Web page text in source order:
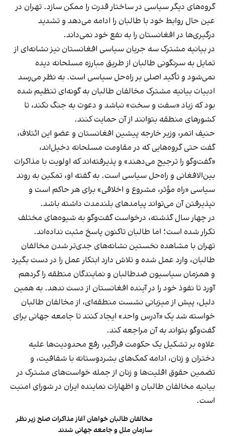
گروه‌های دیگر سیاسی در ساختار قدرت را ممکن سازد. تهران در
عین حال روابط خود با طالبان را ادامه می‌دهد و تشدید
درگیری‌ها در افغانستان را به نفع خود نمی‌داند.
در بیانیه مشترک سه جریان سیاسی افغانستان نیز نشانه‌ای از
تمایل به سرنگونی طالبان از طریق مبارزه مسلحانه دیده
نمی‌شود و تأکید اصلی بر راه‌حل سیاسی است. به نظر می‌رسد
ادبیات بیانیه مشترک مخالفان طالبان به گونه‌ای تنظیم شده
بود که زیاد «سفت و سخت» نباشد و دعوت به جنگ نکند، تا
کشورهای منطقه بتوانند از آن حمایت کنند.
حنیف اتمر، وزیر خارجه پیشین افغانستان و عضو این ائتلاف،
گفت حتی گروه‌هایی که در مقاومت مسلحانه دخیل‌اند،
«گفت‌وگو را ترجیح می‌دهند» و پذیرفته‌اند که اولویت با مذاکرات
بین‌الافغانی و راه‌حل سیاسی است. به گفته او، تمکین به روند
سیاسی «راه مؤثر، مشروع و اخلاقی» برای هر حاکم است و
نپذیرفتن آن می‌تواند پیامدهای بلندمدت داشته باشد.
در چهار سال گذشته، درخواست گفت‌وگو به شیوه‌های مختلف
تکرار شده است؛ اما طالبان تاکنون پاسخ مثبت نداده‌اند.
تهران با مشاهده نخستین نشانه‌های جدی‌تر شدن مخالفان
طالبان، وارد عمل شده و تلاش دارد ابتکار عمل را در دست بگیرد
و همزمان سیاسیون ضدطالبان و نمایندگان منطقه را گردهم
آورد تا نفوذ خود را در آینده افغانستان از دست ندهد. به همین
دلیل، پیش از میزبانی نشست منطقه‌ای، از مخالفان طالبان
خواسته شد یک «آدرس واحد» ایجاد کنند تا جامعه جهانی برای
گفت‌وگو بتواند به آن مراجعه کند.
علاوه بر تشکیل یک حکومت فراگیر، رفع محدودیت‌ها علیه
دختران و زنان، ادامه کمک‌های بشردوستانه با شفافیت، و
تضمین حقوق اقلیت‌ها و زنان از جمله خواست‌های مشترک در
بیانیه مخالفان طالبان و اظهارات نماینده ایران در شورای امنیت
است.
مخالفان طالبان خواهان آغاز مذاکرات صلح زیر نظر
سازمان ملل و جامعه جهانی شدند